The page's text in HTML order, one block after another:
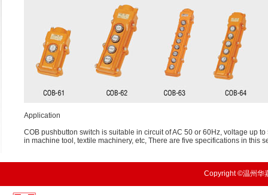
Application
COB pushbutton switch is suitable in circuit of AC 50 or 60Hz, voltage up
in machine tool, textile machinery, etc, There are five specifications in this
Copyright ©温州华